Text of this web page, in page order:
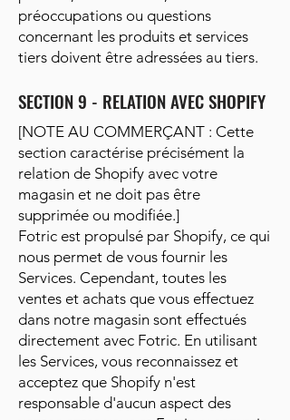
préoccupations ou questions
concernant les produits et services
tiers doivent être adressées au tiers.
SECTION 9 - RELATION AVEC SHOPIFY
[NOTE AU COMMERÇANT : Cette
section caractérise précisément la
relation de Shopify avec votre
magasin et ne doit pas être
supprimée ou modifiée.]
Fotric est propulsé par Shopify, ce qui
nous permet de vous fournir les
Services. Cependant, toutes les
ventes et achats que vous effectuez
dans notre magasin sont effectués
directement avec Fotric. En utilisant
les Services, vous reconnaissez et
acceptez que Shopify n'est
responsable d'aucun aspect des